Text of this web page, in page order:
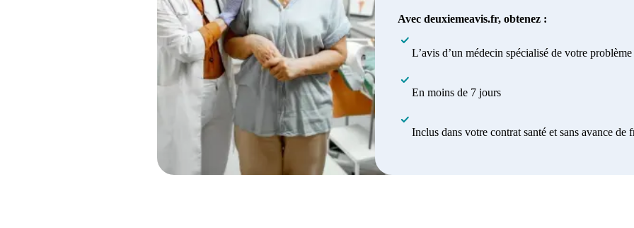
Avec deuxiemeavis.fr, obtenez :
L’avis d’un médecin spécialisé de votre problème
En moins de 7 jours
Inclus dans votre contrat santé et sans avance de